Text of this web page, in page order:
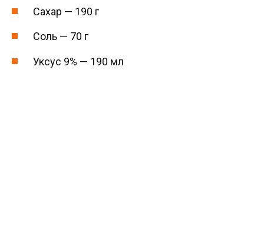
Сахар — 190 г
Соль — 70 г
Уксус 9% — 190 мл